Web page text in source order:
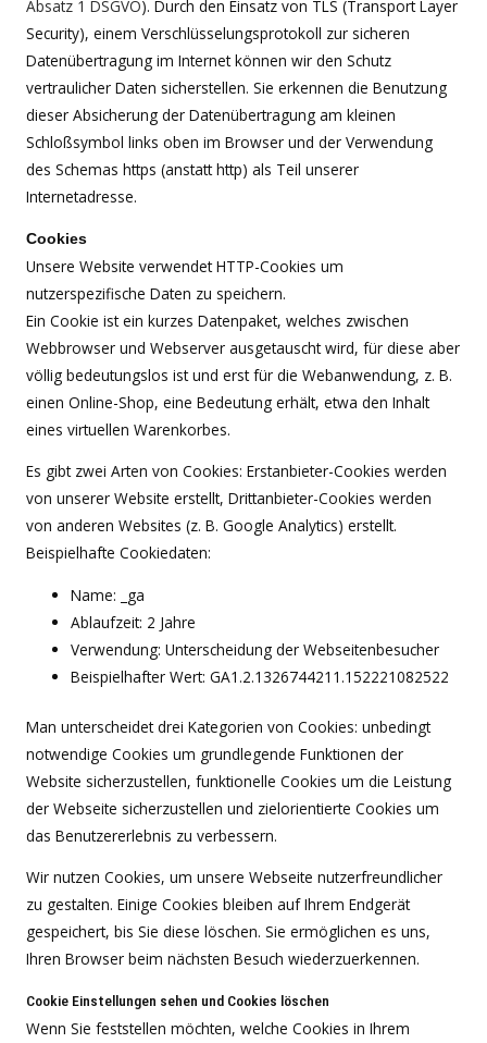
Absatz 1 DSGVO). Durch den Einsatz von TLS (Transport Layer
Security), einem Verschlüsselungsprotokoll zur sicheren
Datenübertragung im Internet können wir den Schutz
vertraulicher Daten sicherstellen. Sie erkennen die Benutzung
dieser Absicherung der Datenübertragung am kleinen
Schloßsymbol links oben im Browser und der Verwendung
des Schemas https (anstatt http) als Teil unserer
Internetadresse.
Cookies
Unsere Website verwendet HTTP-Cookies um
nutzerspezifische Daten zu speichern.
Ein Cookie ist ein kurzes Datenpaket, welches zwischen
Webbrowser und Webserver ausgetauscht wird, für diese aber
völlig bedeutungslos ist und erst für die Webanwendung, z. B.
einen Online-Shop, eine Bedeutung erhält, etwa den Inhalt
eines virtuellen Warenkorbes.
Es gibt zwei Arten von Cookies: Erstanbieter-Cookies werden
von unserer Website erstellt, Drittanbieter-Cookies werden
von anderen Websites (z. B. Google Analytics) erstellt.
Beispielhafte Cookiedaten:
Name: _ga
Ablaufzeit: 2 Jahre
Verwendung: Unterscheidung der Webseitenbesucher
Beispielhafter Wert: GA1.2.1326744211.152221082522
Man unterscheidet drei Kategorien von Cookies: unbedingt
notwendige Cookies um grundlegende Funktionen der
Website sicherzustellen, funktionelle Cookies um die Leistung
der Webseite sicherzustellen und zielorientierte Cookies um
das Benutzererlebnis zu verbessern.
Wir nutzen Cookies, um unsere Webseite nutzerfreundlicher
zu gestalten. Einige Cookies bleiben auf Ihrem Endgerät
gespeichert, bis Sie diese löschen. Sie ermöglichen es uns,
Ihren Browser beim nächsten Besuch wiederzuerkennen.
Cookie Einstellungen sehen und Cookies löschen
Wenn Sie feststellen möchten, welche Cookies in Ihrem